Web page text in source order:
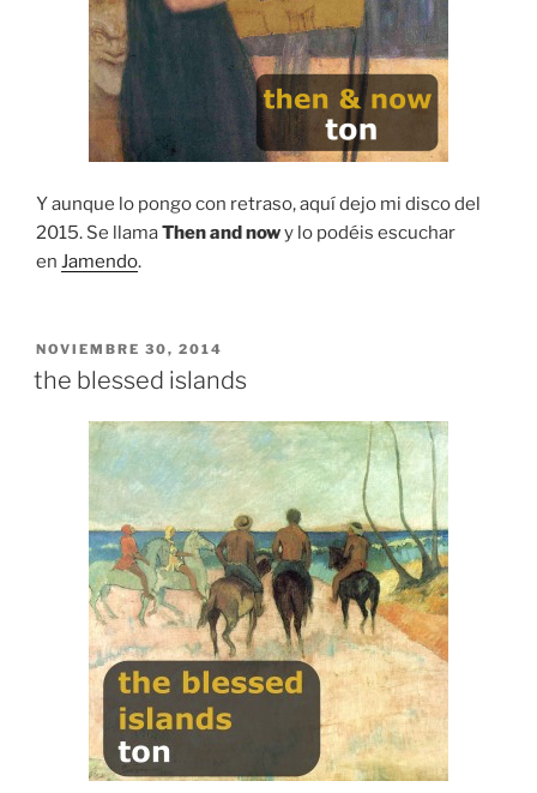
Y aunque lo pongo con retraso, aquí dejo mi disco del
2015. Se llamaThen and nowy lo podéis escuchar
en Jamendo.
PUBLICADO
EL
NOVIEMBRE 30, 2014
the blessed islands